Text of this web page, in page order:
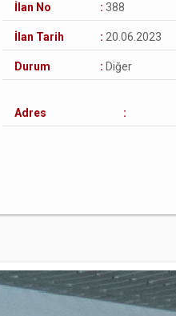
İlan No : 388
İlan Tarih : 20.06.2023
Durum : Diğer
Adres :